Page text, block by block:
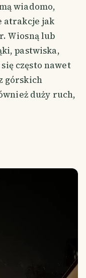
wiadomo,
atrakcje jak
Wiosną lub
pastwiska,
często nawet
górskich
duży ruch,